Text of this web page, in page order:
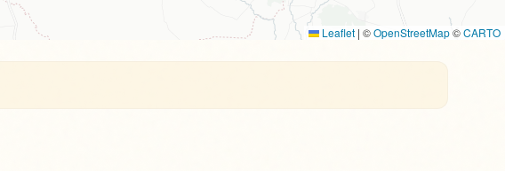
Leaflet | ©OpenStreetMap©CARTO